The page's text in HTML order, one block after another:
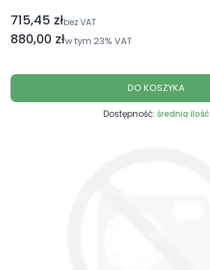
Cena brutto
880,00 złw tym 23% VAT
Cena netto
715,45 złbez VAT
DO KOSZYKA
Dostępność: średnia ilość